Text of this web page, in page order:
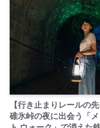
【行き止まりレールの
碓氷峠の夜に出会う「